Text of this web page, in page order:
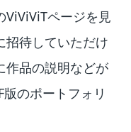
ViViViTページを見
招待していただけ
作品の説明などが
のポートフォリ